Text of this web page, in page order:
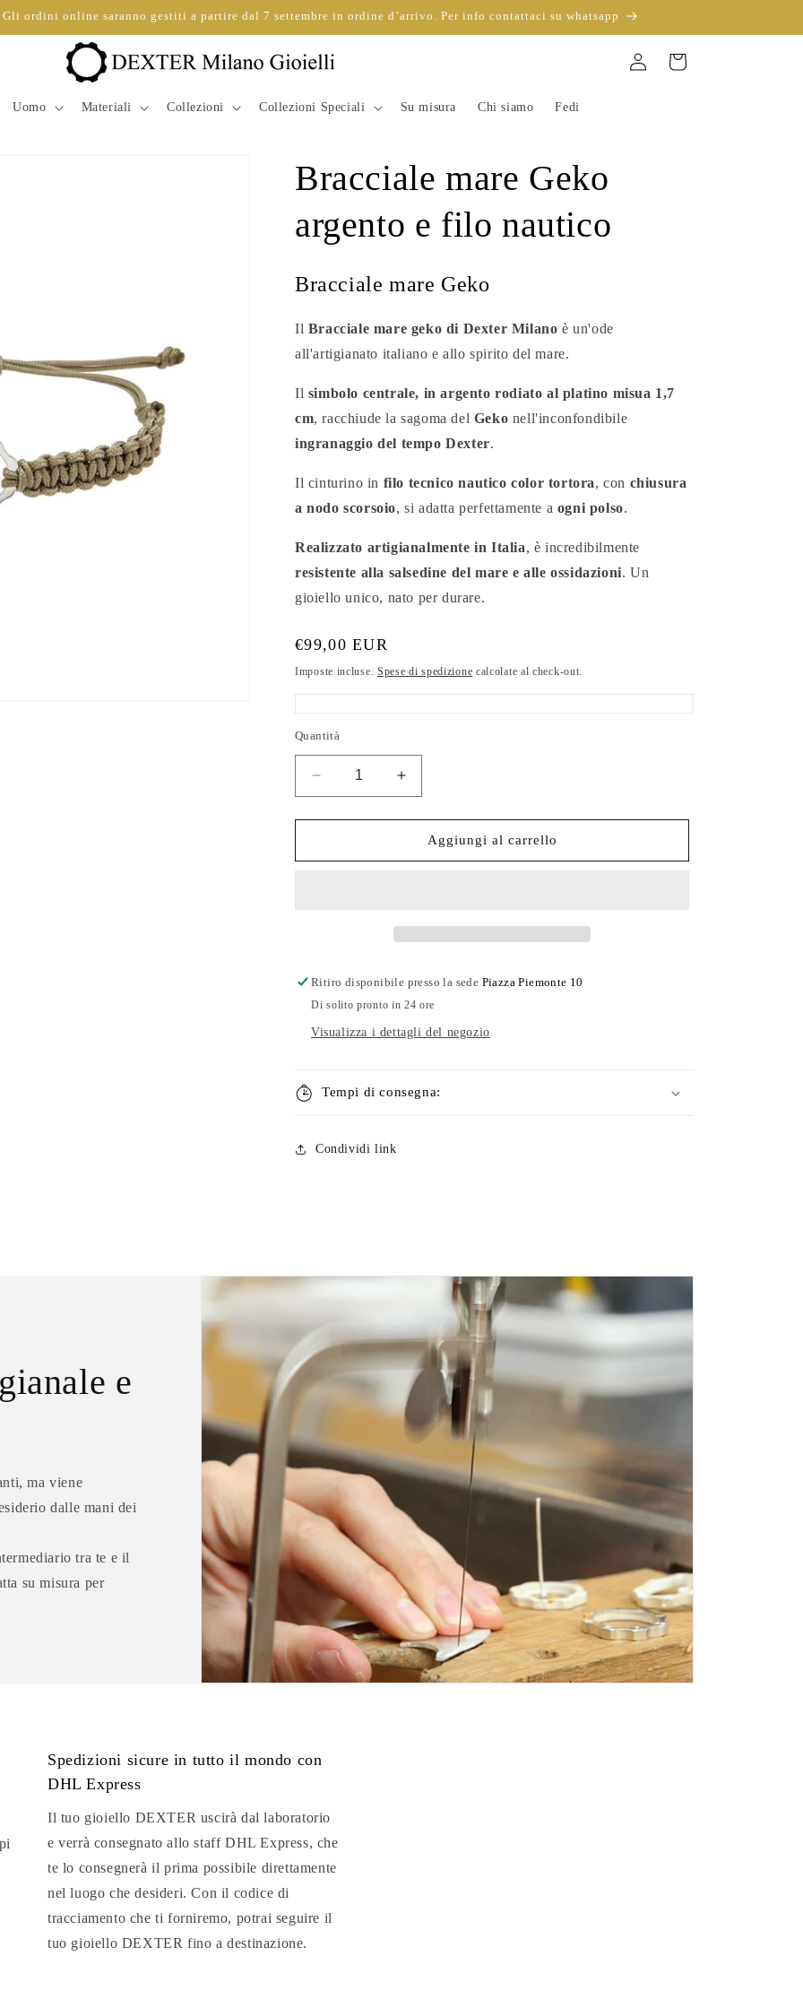
ordini online saranno gestiti a partire dal 7 settembre in ordine d’arrivo. Per info contattaci su whatsapp
Uomo Materiali Collezioni Collezioni Speciali Su misura Chi siamo Fedi
Accedi Carrello
Bracciale mare Geko
argento e filo nautico
Bracciale mare Geko
Il Bracciale mare geko di Dexter Milano è un'ode
all'artigianato italiano e allo spirito del mare.
Il simbolo centrale, in argento rodiato al platino misua 1,7
cm, racchiude la sagoma del Geko nell'inconfondibile
ingranaggio del tempo Dexter.
Il cinturino in filo tecnico nautico color tortora, con chiusura
a nodo scorsoio, si adatta perfettamente a ogni polso.
Realizzato artigianalmente in Italia, è incredibilmente
resistente alla salsedine del mare e alle ossidazioni. Un
gioiello unico, nato per durare.
Prezzo
di
listino
€99,00 EUR
Imposte incluse. Spese di spedizione calcolate al check-out.
Quantità
Diminuisci
quantità
per
mare
Aumenta
quantità
per
Bracciale
mare
Aggiungi al carrello
Ritiro disponibile presso la sede Piazza Piemonte 10
Di solito pronto in 24 ore
Visualizza i dettagli del negozio
Tempi di consegna:
Condividi link
e
ma viene
dalle mani dei
tra te e il
su misura per
Spedizioni sicure in tutto il mondo con
DHL Express
Il tuo gioiello DEXTER uscirà dal laboratorio
e verrà consegnato allo staff DHL Express, che
te lo consegnerà il prima possibile direttamente
nel luogo che desideri. Con il codice di
tracciamento che ti forniremo, potrai seguire il
tuo gioiello DEXTER fino a destinazione.